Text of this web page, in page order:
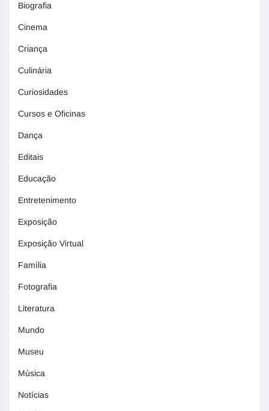
Biografia
Cinema
Criança
Culinária
Curiosidades
Cursos e Oficinas
Dança
Editais
Educação
Entretenimento
Exposição
Exposição Virtual
Família
Fotografia
Literatura
Mundo
Museu
Música
Notícias